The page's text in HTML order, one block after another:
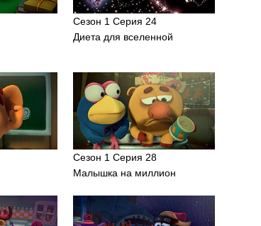
Сезон 1 Серия 24
Диета для вселенной
Сезон 1 Серия 28
Малышка на миллион